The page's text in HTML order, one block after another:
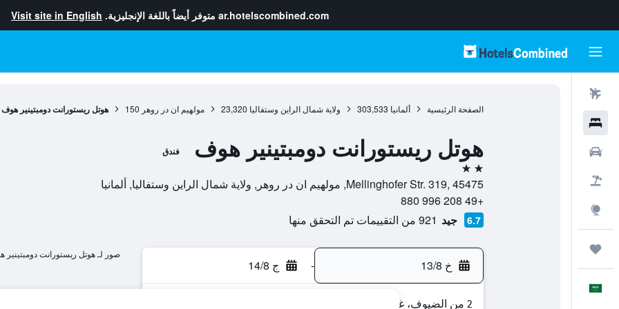
ar.hotelscombined.com متوفر أيضاً باللغة الإنجليزية. Visit site in English
الصفحة الرئيسية ألمانيا 303,533 ولاية شمال الراين وستفاليا 23,320 مولهيم ان در روهر 150 هوتل ريستورانت دومبتينير هوف
هوتل ريستورانت دومبتينير هوف فندق
2 نجمتين
Mellinghofer Str. 319, 45475, مولهيم ان در روهر, ولاية شمال الراين وستفاليا, ألمانيا
+49 208 996 880
6.7 جيد 921 من التقييمات تم التحقق منها
خ 13/8 - ج 14/8
2 من الضيوف، غرفة واحدة
صور لـ هوتل ريستورانت دومبتينير